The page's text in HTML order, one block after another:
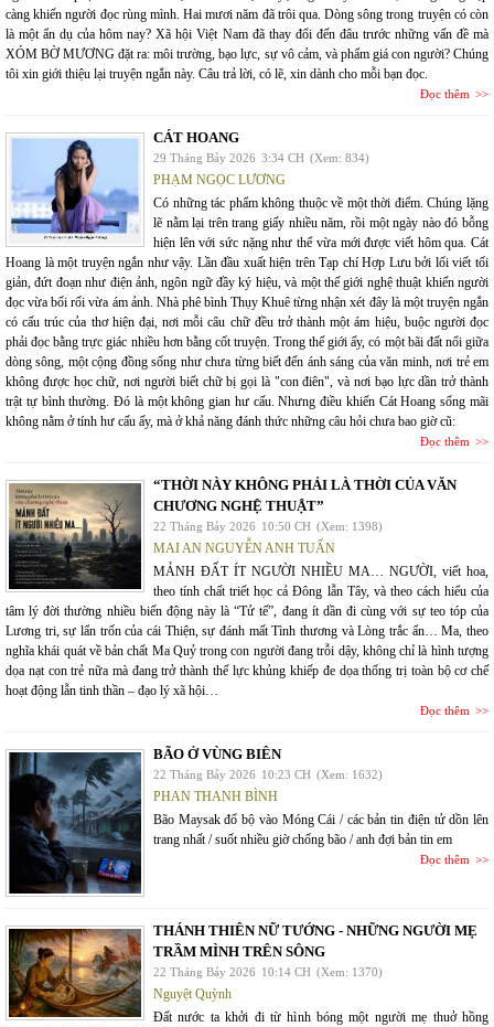
càng khiến người đọc rùng mình. Hai mươi năm đã trôi qua. Dòng sông trong truyện có còn
là một ẩn dụ của hôm nay? Xã hội Việt Nam đã thay đổi đến đâu trước những vấn đề mà
XÓM BỜ MƯƠNG đặt ra: môi trường, bạo lực, sự vô cảm, và phẩm giá con người? Chúng
tôi xin giới thiệu lại truyện ngắn này. Câu trả lời, có lẽ, xin dành cho mỗi bạn đọc.
Đọc thêm
CÁT HOANG
29 Tháng Bảy 2026 3:34 CH (Xem: 834)
PHẠM NGỌC LƯƠNG
Có những tác phẩm không thuộc về một thời điểm. Chúng lặng
lẽ nằm lại trên trang giấy nhiều năm, rồi một ngày nào đó bỗng
hiện lên với sức nặng như thể vừa mới được viết hôm qua. Cát
Hoang là một truyện ngắn như vậy. Lần đầu xuất hiện trên Tạp chí Hợp Lưu bởi lối viết tối
giản, đứt đoạn như điện ảnh, ngôn ngữ đầy ký hiệu, và một thế giới nghệ thuật khiến người
đọc vừa bối rối vừa ám ảnh. Nhà phê bình Thụy Khuê từng nhận xét đây là một truyện ngắn
có cấu trúc của thơ hiện đại, nơi mỗi câu chữ đều trở thành một ám hiệu, buộc người đọc
phải đọc bằng trực giác nhiều hơn bằng cốt truyện. Trong thế giới ấy, có một bãi đất nổi giữa
dòng sông, một cộng đồng sống như chưa từng biết đến ánh sáng của văn minh, nơi trẻ em
không được học chữ, nơi người biết chữ bị gọi là "con điên", và nơi bạo lực dần trở thành
trật tự bình thường. Đó là một không gian hư cấu. Nhưng điều khiến Cát Hoang sống mãi
không nằm ở tính hư cấu ấy, mà ở khả năng đánh thức những câu hỏi chưa bao giờ cũ:
Đọc thêm
“THỜI NÀY KHÔNG PHẢI LÀ THỜI CỦA VĂN
CHƯƠNG NGHỆ THUẬT”
22 Tháng Bảy 2026 10:50 CH (Xem: 1398)
MAI AN NGUYỄN ANH TUẤN
MẢNH ĐẤT ÍT NGƯỜI NHIỀU MA… NGƯỜI, viết hoa,
theo tính chất triết học cả Đông lẫn Tây, và theo cách hiểu của
tâm lý đời thường nhiều biến động này là “Tử tế”, đang ít dần đi cùng với sự teo tóp của
Lương tri, sự lẩn trốn của cái Thiện, sự đánh mất Tình thương và Lòng trắc ẩn… Ma, theo
nghĩa khái quát về bản chất Ma Quỷ trong con người đang trỗi dậy, không chỉ là hình tượng
dọa nạt con trẻ nữa mà đang trở thành thế lực khủng khiếp đe dọa thống trị toàn bộ cơ chế
hoạt động lẫn tinh thần – đạo lý xã hội…
Đọc thêm
BÃO Ở VÙNG BIÊN
22 Tháng Bảy 2026 10:23 CH (Xem: 1632)
PHAN THANH BÌNH
Bão Maysak đổ bộ vào Móng Cái / các bản tin điện tử dồn lên
trang nhất / suốt nhiều giờ chống bão / anh đợi bản tin em
Đọc thêm
THÁNH THIÊN NỮ TƯỚNG - NHỮNG NGƯỜI MẸ
TRẦM MÌNH TRÊN SÔNG
22 Tháng Bảy 2026 10:14 CH (Xem: 1370)
Nguyệt Quỳnh
Đất nước ta khởi đi từ hình bóng một người mẹ thuở hồng